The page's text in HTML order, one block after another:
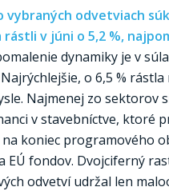
vybraných odvetviach
v júni o 5,2 %,
dynamiky je v
o 6,5 % rástla
Najmenej zo sektorov
v stavebníctve, ktoré
na koniec programového
EÚ fondov. Dvojciferný
odvetví udržal len